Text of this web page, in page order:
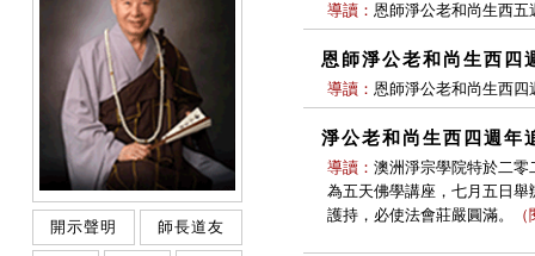
開示聲明 師長道友
導讀： 恩師淨公老和尚生西五
恩師淨公老和尚生西四
導讀： 恩師淨公老和尚生西四
淨公老和尚生西四週年
導讀： 澳洲淨宗學院特於二
為五天佛學講座，七月五日
護持，必使法會莊嚴圓滿。
（